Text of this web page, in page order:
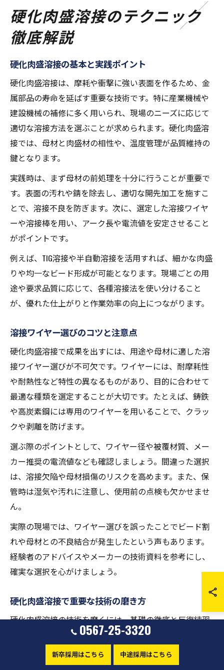
硬化肉盛溶接のテクニック
徹底解説
硬化肉盛溶接の基本と実践ポイント
硬化肉盛溶接は、摩耗や衝撃に強い表面を作るため、金
属部品の寿命を延ばす重要な技術です。特に産業機械や
建設機械の補修に多く用いられ、現場のニーズに応じて
適切な溶接方法を選ぶことが求められます。硬化肉盛溶
接では、母材と肉盛材の相性や、温度管理が品質維持の
鍵となります。
実践時は、まず母材の前処理を十分に行うことが重要で
す。表面の汚れや錆を除去し、適切な開先加工を施すこ
とで、溶接不良を防ぎます。次に、選定した溶接ワイヤ
ーや溶接棒を用い、アーク長や電流値を安定させること
がポイントです。
例えば、TIG溶接や半自動溶接を活用すれば、細かな肉盛
りや均一なビード形成が可能となります。現場ごとの用
途や要求品質に応じて、各種溶接法を使い分けること
が、優れた仕上がりと作業効率の向上につながります。
溶接ワイヤー選びのコツと注意点
硬化肉盛溶接で成果を出すには、用途や母材に適した溶
接ワイヤー選びが不可欠です。ワイヤーには、耐摩耗性
や耐熱性など特性の異なるものがあり、目的に合わせて
最適な種類を選定することが大切です。たとえば、鋳鉄
や高炭素鋼には専用のワイヤーを用いることで、クラッ
クや剥離を防げます。
選ぶ際のポイントとして、ワイヤー径や被覆材質、メー
カー推奨の電流値なども確認しましょう。間違った選択
は、溶接欠陥や母材損傷のリスクを高めます。また、保
管時は湿気や汚れに注意し、使用前の点検も欠かせませ
ん。
実際の現場では、ワイヤー選びを誤ったことでビード割
れや母材との不良結合が発生したという声もあります。
経験者のアドバイスやメーカーの技術資料を参考にし、
確実な選択を心がけましょう。
硬化肉盛溶接で重要な技術の磨き方
硬化肉盛溶接の技術を磨くには、基礎の徹底と反復練習
が不可欠です。まず、溶接姿勢やトーチの角度、アーク
長の安定化など、基礎動作を正確に身につけることが上
達の近道です。初心者は、単純なビード練習から始めて
0567-25-3320
新卒採用はこちら 中途採用はこちら